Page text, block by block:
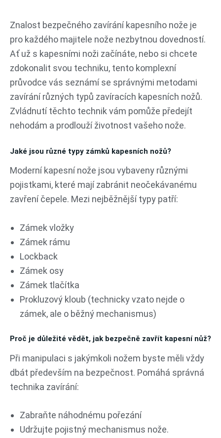
obsah
Znalost bezpečného zavírání kapesního nože je
pro každého majitele nože nezbytnou dovedností.
Ať už s kapesními noži začínáte, nebo si chcete
zdokonalit svou techniku, tento komplexní
průvodce vás seznámí se správnými metodami
zavírání různých typů zavíracích kapesních nožů.
Zvládnutí těchto technik vám pomůže předejít
nehodám a prodlouží životnost vašeho nože.
Jaké jsou různé typy zámků kapesních nožů?
Moderní kapesní nože jsou vybaveny různými
pojistkami, které mají zabránit neočekávanému
zavření čepele. Mezi nejběžnější typy patří:
Zámek vložky
Zámek rámu
Lockback
Zámek osy
Zámek tlačítka
Prokluzový kloub (technicky vzato nejde o
zámek, ale o běžný mechanismus)
Proč je důležité vědět, jak bezpečně zavřít kapesní nůž?
Při manipulaci s jakýmkoli nožem byste měli vždy
dbát především na bezpečnost. Pomáhá správná
technika zavírání:
Zabraňte náhodnému pořezání
Udržujte pojistný mechanismus nože.